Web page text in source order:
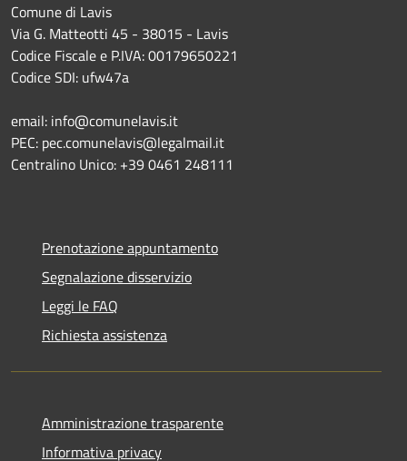
Comune di Lavis
Via G. Matteotti 45 - 38015 - Lavis
Codice Fiscale e P.IVA: 00179650221
Codice SDI: ufw47a
email: info@comunelavis.it
PEC: pec.comunelavis@legalmail.it
Centralino Unico: +39 0461 248111
Prenotazione appuntamento
Segnalazione disservizio
Leggi le FAQ
Richiesta assistenza
Amministrazione trasparente
Informativa privacy